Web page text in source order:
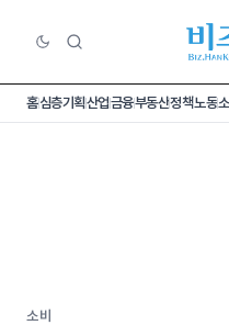
홈심층기획산업금융부동산정책노동
소비